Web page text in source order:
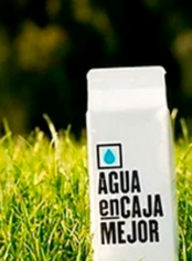
23/07/2026